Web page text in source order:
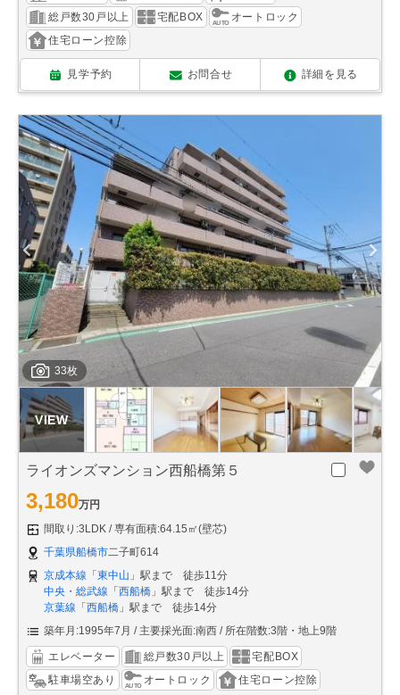
総戸数30戸以上
宅配BOX
オートロック
住宅ローン控除
見学予約 お問合せ 詳細を見る
33枚
ライオンズマンション西船橋第５
3,180万円
間取り:3LDK
専有面積:64.15㎡(壁芯)
千葉県船橋市二子町614
京成本線 「 東中山 」駅まで 徒歩11分
中央・総武線 「 西船橋 」駅まで 徒歩14分
京葉線 「 西船橋 」駅まで 徒歩14分
築年月:1995年7月
主要採光面:南西 所在階数:3階・地上9階
エレベーター 総戸数30戸以上
宅配BOX
駐車場空あり
オートロック 住宅ローン控除